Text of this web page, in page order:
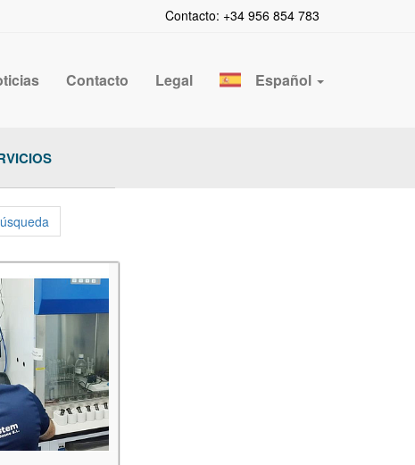
Contacto: +34 956 854 783
Contacto Legal Español